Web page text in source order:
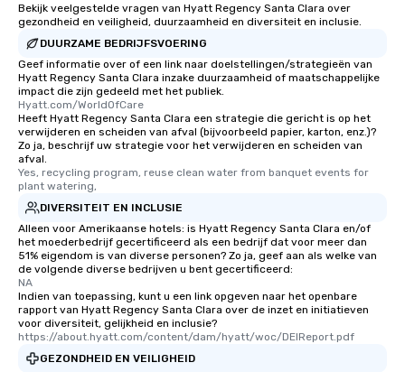
Bekijk veelgestelde vragen van Hyatt Regency Santa Clara over
gezondheid en veiligheid, duurzaamheid en diversiteit en inclusie.
DUURZAME BEDRIJFSVOERING
Geef informatie over of een link naar doelstellingen/strategieën van
Hyatt Regency Santa Clara inzake duurzaamheid of maatschappelijke
impact die zijn gedeeld met het publiek.
Hyatt.com/WorldOfCare
Heeft Hyatt Regency Santa Clara een strategie die gericht is op het
verwijderen en scheiden van afval (bijvoorbeeld papier, karton, enz.)?
Zo ja, beschrijf uw strategie voor het verwijderen en scheiden van
afval.
Yes, recycling program, reuse clean water from banquet events for
plant watering,
DIVERSITEIT EN INCLUSIE
Alleen voor Amerikaanse hotels: is Hyatt Regency Santa Clara en/of
het moederbedrijf gecertificeerd als een bedrijf dat voor meer dan
51% eigendom is van diverse personen? Zo ja, geef aan als welke van
de volgende diverse bedrijven u bent gecertificeerd:
NA
Indien van toepassing, kunt u een link opgeven naar het openbare
rapport van Hyatt Regency Santa Clara over de inzet en initiatieven
voor diversiteit, gelijkheid en inclusie?
https://about.hyatt.com/content/dam/hyatt/woc/DEIReport.pdf
GEZONDHEID EN VEILIGHEID